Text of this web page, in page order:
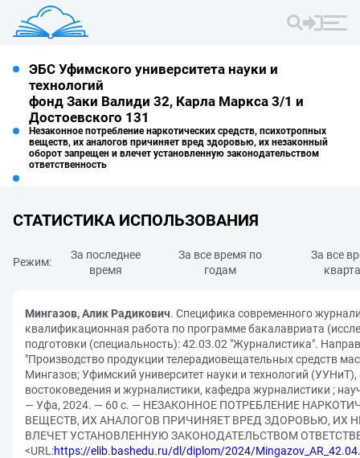
ЭБС Уфимского университета науки и
технологий
фонд Заки Валиди 32, Карла Маркса 3/1 и
Достоевского 131
Незаконное потребление наркотических средств, психотропных
веществ, их аналогов причиняет вред здоровью, их незаконный
оборот запрещен и влечет установленную законодательством
ответственность
СТАТИСТИКА ИСПОЛЬЗОВАНИЯ
Режим:
За последнее
время
За все время по
годам
За все
Мингазов, Алик Радикович. Специфика современного
квалификационная работа по программе бакалавриата
подготовки (специальность): 42.03.02 "Журналистика".
"Производство продукции телерадиовещательных средств
Мингазов; Уфимский университет науки и технологий
востоковедения и журналистики, кафедра журналистики ;
— Уфа, 2024. — 60 с. — НЕЗАКОННОЕ ПОТРЕБЛЕНИЕ
ВЕЩЕСТВ, ИХ АНАЛОГОВ ПРИЧИНЯЕТ ВРЕД ЗДОРОВЬЮ, ИХ
ВЛЕЧЕТ УСТАНОВЛЕННУЮ ЗАКОНОДАТЕЛЬСТВОМ
<URL:https://elib.bashedu.ru/dl/diplom/2024/